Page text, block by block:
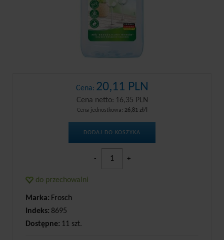
Cena: 20,11 PLN
Cena netto: 16,35 PLN
Cena jednostkowa: 26,81 zł/l
DODAJ DO KOSZYKA
- +
do przechowalni
Marka: Frosch
Indeks: 8695
Dostępne: 11 szt.